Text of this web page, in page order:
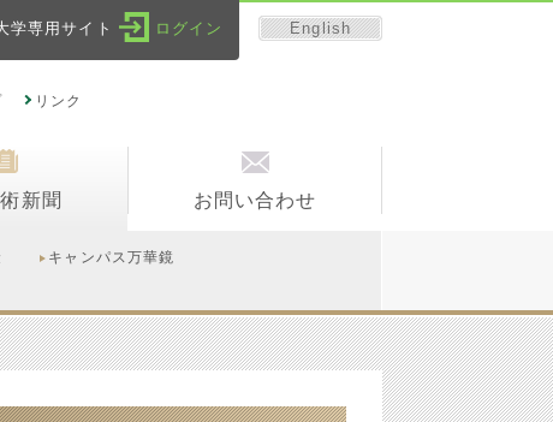
学専用サイト ログイン English
リンク
新聞 お問い合わせ
キャンパス万華鏡